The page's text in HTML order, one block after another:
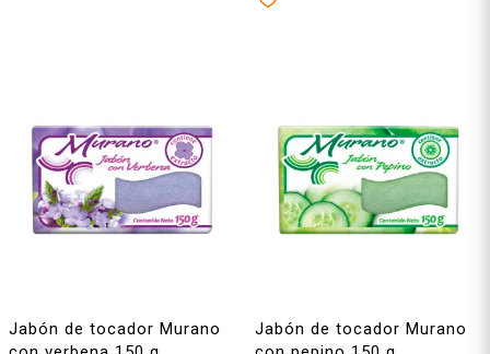
Jabón de tocador Murano
Jabón de tocador Murano